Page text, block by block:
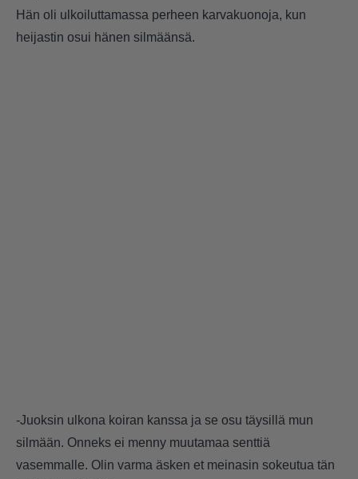
Hän oli ulkoiluttamassa perheen karvakuonoja, kun
heijastin osui hänen silmäänsä.
-Juoksin ulkona koiran kanssa ja se osu täysillä mun
silmään. Onneks ei menny muutamaa senttiä
vasemmalle. Olin varma äsken et meinasin sokeutua tän